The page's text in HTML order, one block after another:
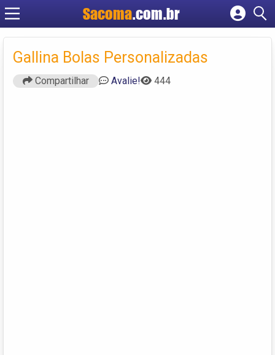
Sacoma.com.br
Cadastrar empresa
Criar conta
Gallina Bolas Personalizadas
Compartilhar Avalie! 444